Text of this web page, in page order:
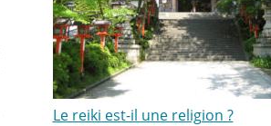
Le reiki est-il une religion ?